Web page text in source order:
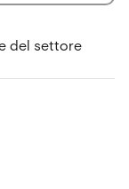
del settore